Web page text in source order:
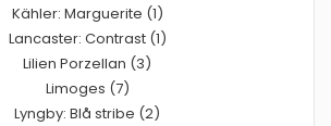
Kähler: Marguerite (1)
Lancaster: Contrast (1)
Lilien Porzellan (3)
Limoges (7)
Lyngby: Blå stribe (2)